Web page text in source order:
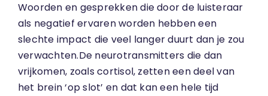
Woorden en gesprekken die door de luisteraar
als negatief ervaren worden hebben een
slechte impact die veel langer duurt dan je zou
verwachten.De neurotransmitters die dan
vrijkomen, zoals cortisol, zetten een deel van
het brein ‘op slot’ en dat kan een hele tijd